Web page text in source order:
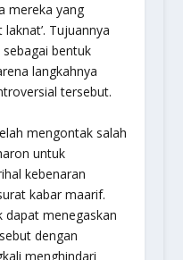
mereka yang
Tujuannya
sebagai bentuk
langkahnya
tersebut.
mengontak salah
untuk
kebenaran
kabar maarif.
menegaskan
dengan
menghindari